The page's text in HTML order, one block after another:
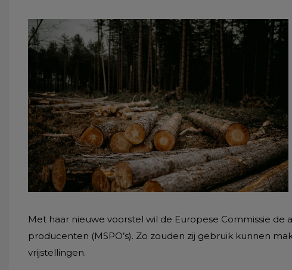
Met haar nieuwe voorstel wil de Europese Commissie
producenten (MSPO’s). Zo zouden zij gebruik kunnen
vrijstellingen.